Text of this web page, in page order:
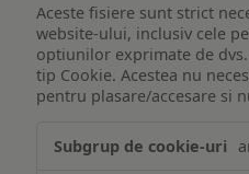
Aceste fisiere sunt strict
website-ului, inclusiv cele
optiunilor exprimate de
tip Cookie. Acestea nu
pentru plasare/accesare si
de